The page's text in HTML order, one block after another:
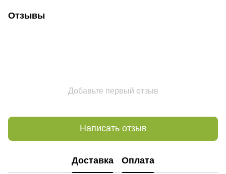
Отзывы
Добавьте первый отзыв
Написать отзыв
Доставка Оплата